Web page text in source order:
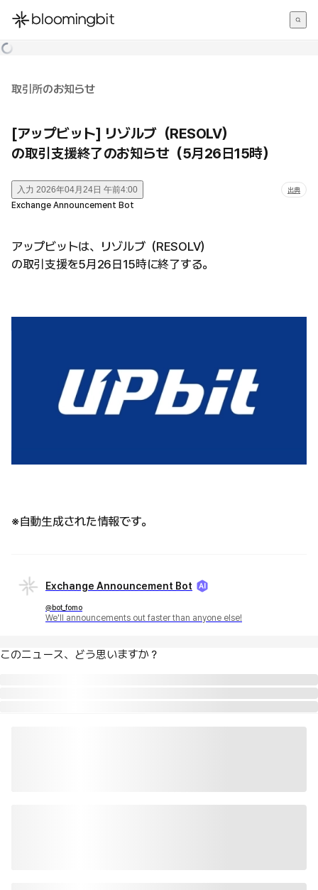
한국어
取引所のお知らせ
[アップビット] リゾルブ（RESOLV）
の取引支援終了のお知らせ（5月26日15時）
入力 2026年04月24日 午前4:00 出典
Exchange Announcement Bot
アップビットは、リゾルブ（RESOLV）
の取引支援を5月26日15時に終了する。
※自動生成された情報です。
Exchange Announcement Bot
@bot_fomo
We'll announcements out faster than anyone else!
このニュース、どう思いますか？